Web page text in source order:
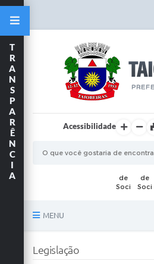
Acessibilidade
MENU
T
R
A
N
S
P
A
R
Ê
N
C
I
A
Legislação